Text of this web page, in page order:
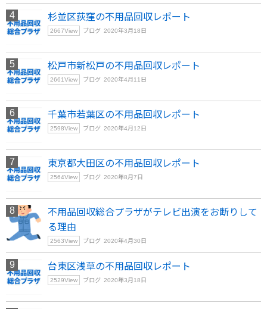
杉並区荻窪の不用品回収レポート
2667View ブログ 2020年3月18日
松戸市新松戸の不用品回収レポート
2661View ブログ 2020年4月11日
千葉市若葉区の不用品回収レポート
2598View ブログ 2020年4月12日
東京都大田区の不用品回収レポート
2564View ブログ 2020年8月7日
不用品回収総合プラザがテレビ出演をお断りして
る理由
2563View ブログ 2020年4月30日
台東区浅草の不用品回収レポート
2529View ブログ 2020年3月18日